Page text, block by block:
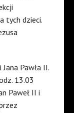
tych dzieci.
Pawła II.
13.03
Paweł II i